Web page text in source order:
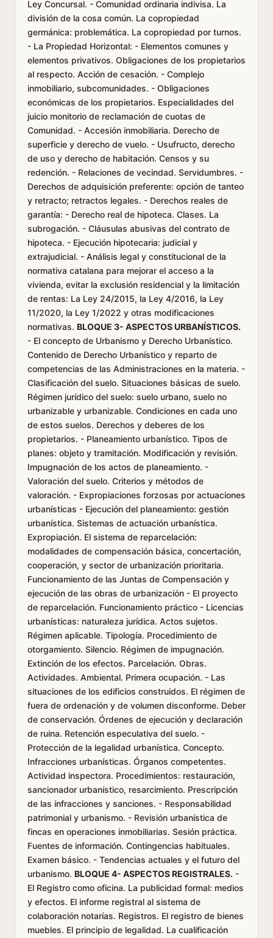
Ley Concursal. - Comunidad ordinaria indivisa. La
división de la cosa común. La copropiedad
germánica: problemática. La copropiedad por turnos.
- La Propiedad Horizontal: - Elementos comunes y
elementos privativos. Obligaciones de los propietarios
al respecto. Acción de cesación. - Complejo
inmobiliario, subcomunidades. - Obligaciones
económicas de los propietarios. Especialidades del
juicio monitorio de reclamación de cuotas de
Comunidad. - Accesión inmobiliaria. Derecho de
superficie y derecho de vuelo. - Usufructo, derecho
de uso y derecho de habitación. Censos y su
redención. - Relaciones de vecindad. Servidumbres. -
Derechos de adquisición preferente: opción de tanteo
y retracto; retractos legales. - Derechos reales de
garantía: - Derecho real de hipoteca. Clases. La
subrogación. - Cláusulas abusivas del contrato de
hipoteca. - Ejecución hipotecaria: judicial y
extrajudicial. - Análisis legal y constitucional de la
normativa catalana para mejorar el acceso a la
vivienda, evitar la exclusión residencial y la limitación
de rentas: La Ley 24/2015, la Ley 4/2016, la Ley
11/2020, la Ley 1/2022 y otras modificaciones
normativas. BLOQUE 3- ASPECTOS URBANÍSTICOS.
- El concepto de Urbanismo y Derecho Urbanístico.
Contenido de Derecho Urbanístico y reparto de
competencias de las Administraciones en la materia. -
Clasificación del suelo. Situaciones básicas de suelo.
Régimen jurídico del suelo: suelo urbano, suelo no
urbanizable y urbanizable. Condiciones en cada uno
de estos suelos. Derechos y deberes de los
propietarios. - Planeamiento urbanístico. Tipos de
planes: objeto y tramitación. Modificación y revisión.
Impugnación de los actos de planeamiento. -
Valoración del suelo. Criterios y métodos de
valoración. - Expropiaciones forzosas por actuaciones
urbanísticas - Ejecución del planeamiento: gestión
urbanística. Sistemas de actuación urbanística.
Expropiación. El sistema de reparcelación:
modalidades de compensación básica, concertación,
cooperación, y sector de urbanización prioritaria.
Funcionamiento de las Juntas de Compensación y
ejecución de las obras de urbanización - El proyecto
de reparcelación. Funcionamiento práctico - Licencias
urbanísticas: naturaleza jurídica. Actos sujetos.
Régimen aplicable. Tipología. Procedimiento de
otorgamiento. Silencio. Régimen de impugnación.
Extinción de los efectos. Parcelación. Obras.
Actividades. Ambiental. Primera ocupación. - Las
situaciones de los edificios construidos. El régimen de
fuera de ordenación y de volumen disconforme. Deber
de conservación. Órdenes de ejecución y declaración
de ruina. Retención especulativa del suelo. -
Protección de la legalidad urbanística. Concepto.
Infracciones urbanísticas. Órganos competentes.
Actividad inspectora. Procedimientos: restauración,
sancionador urbanístico, resarcimiento. Prescripción
de las infracciones y sanciones. - Responsabilidad
patrimonial y urbanismo. - Revisión urbanística de
fincas en operaciones inmobiliarias. Sesión práctica.
Fuentes de información. Contingencias habituales.
Examen básico. - Tendencias actuales y el futuro del
urbanismo. BLOQUE 4- ASPECTOS REGISTRALES. -
El Registro como oficina. La publicidad formal: medios
y efectos. El informe registral al sistema de
colaboración notarías. Registros. El registro de bienes
muebles. El principio de legalidad. La cualificación